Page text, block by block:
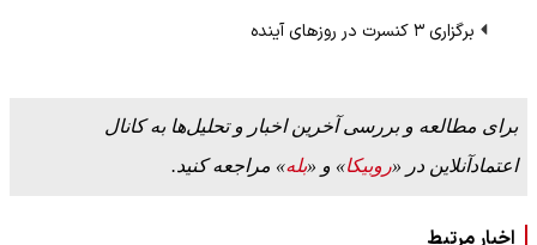
برگزاری ۳ کنسرت در روزهای آینده
برای مطالعه و بررسی آخرین اخبار و تحلیل‌ها به کانال
اعتمادآنلاین در «روبیکا» و «بله» مراجعه کنید.